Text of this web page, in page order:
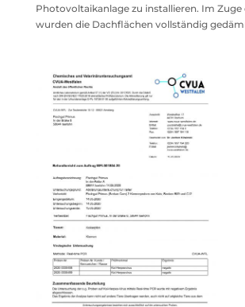
Photovoltaikanlage zu installieren. Im Zuge
wurden die Dachflächen vollständig